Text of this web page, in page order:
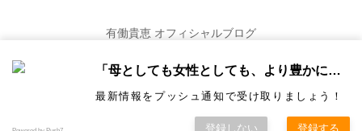
有働貴恵 オフィシャルブログ
うどうきえのブログ「母としても女性としても、より
「母としても女性としても、より豊かに人生を愉しむ」
最新情報をプッシュ通知で受け取りましょう！
登録しない 登録する